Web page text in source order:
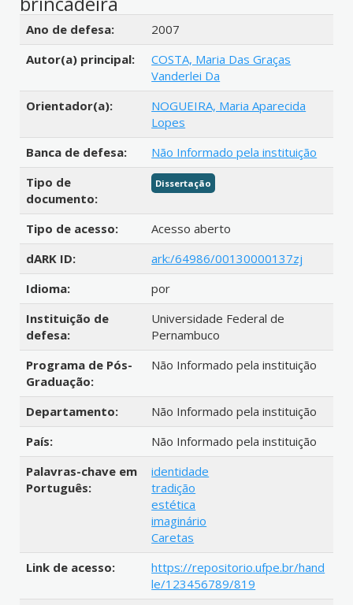
Detalhes bibliográficos
Ano de defesa:
2007
Autor(a) principal:
COSTA, Maria Das Graças
Vanderlei Da
Orientador(a):
NOGUEIRA, Maria Aparecida
Lopes
Banca de defesa:
Não Informado pela instituição
Tipo de
documento:
Dissertação
Tipo de acesso:
Acesso aberto
dARK ID:
ark:/64986/00130000137zj
Idioma:
por
Instituição de
defesa:
Universidade Federal de
Pernambuco
Programa de Pós-
Graduação:
Não Informado pela instituição
Departamento:
Não Informado pela instituição
País:
Não Informado pela instituição
Palavras-chave em
Português:
identidade
tradição
estética
imaginário
Caretas
Link de acesso:
https://repositorio.ufpe.br/hand
le/123456789/819